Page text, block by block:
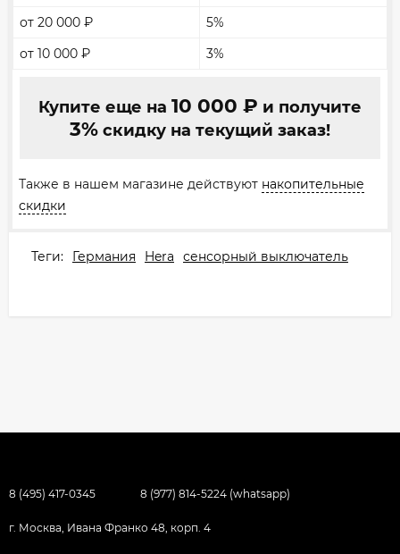
от 20 000 ₽
5%
от 10 000 ₽ 3%
Купите еще на 10 000 ₽ и получите
3%скидку на текущий заказ!
Также в нашем магазине действуют накопительные
скидки
Теги: Германия Hera сенсорный выключатель
8 (495) 417-0345 8 (977) 814-5224 (whatsapp)
г. Москва, Ивана Франко 48, корп. 4